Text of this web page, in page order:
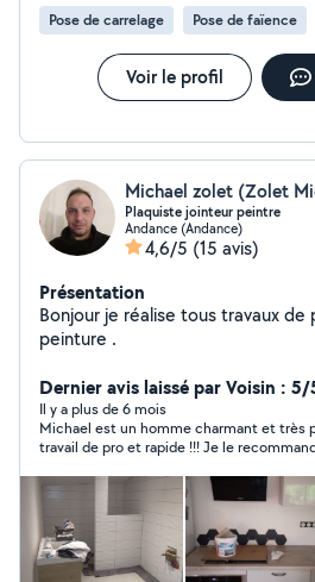
Pose de carrelage Pose de faïence
Voir le profil
Michael zolet (Zolet
Plaquiste jointeur peintre
Andance (Andance)
4,6/5 (15 avis)
Présentation
Bonjour je réalise tous travaux
peinture .
Dernier avis laissé par Voisin : 5/
Il y a plus de 6 mois
Michael est un homme charmant et très
travail de pro et rapide !!! Je le